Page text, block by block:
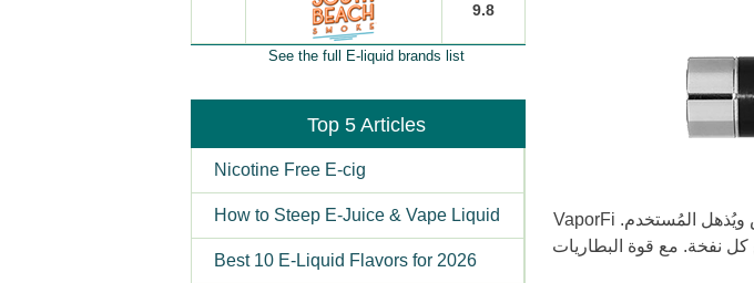
عندما نتحدث عن التنافر رفيع المستوى، Vox، تٌحضّر لإنتاج Vape سوف يُدهش ويُذهل المُستخدم. VaporFi
كل نفخة. مع قوة البطاريات
9.8
See the full E-liquid brands list
Top 5 Articles
Nicotine Free E-cig
How to Steep E-Juice & Vape Liquid
Best 10 E-Liquid Flavors for 2026